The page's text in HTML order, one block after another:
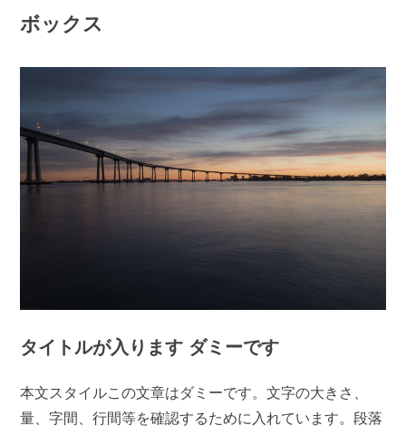
ボックス
タイトルが入ります ダミーです
本文スタイルこの文章はダミーです。文字の大きさ、
量、字間、行間等を確認するために入れています。段落